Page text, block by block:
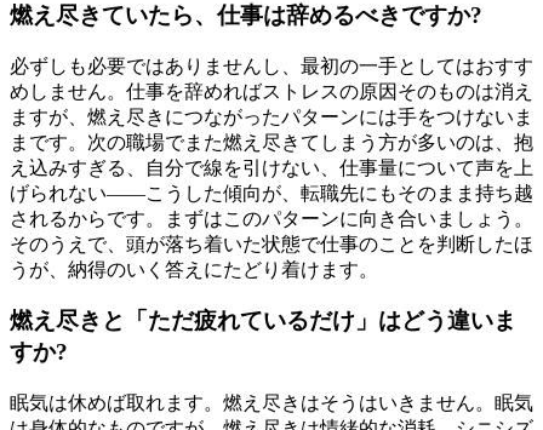
燃え尽きていたら、仕事は辞めるべきですか?
必ずしも必要ではありませんし、最初の一手としてはおすす
めしません。仕事を辞めればストレスの原因そのものは消え
ますが、燃え尽きにつながったパターンには手をつけないま
まです。次の職場でまた燃え尽きてしまう方が多いのは、抱
え込みすぎる、自分で線を引けない、仕事量について声を上
げられない——こうした傾向が、転職先にもそのまま持ち越
されるからです。まずはこのパターンに向き合いましょう。
そのうえで、頭が落ち着いた状態で仕事のことを判断したほ
うが、納得のいく答えにたどり着けます。
燃え尽きと「ただ疲れているだけ」はどう違いま
すか?
眠気は休めば取れます。燃え尽きはそうはいきません。眠気